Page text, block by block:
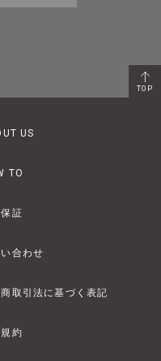
TOP
US
TO
証
合わせ
取引法に基づく表記
約